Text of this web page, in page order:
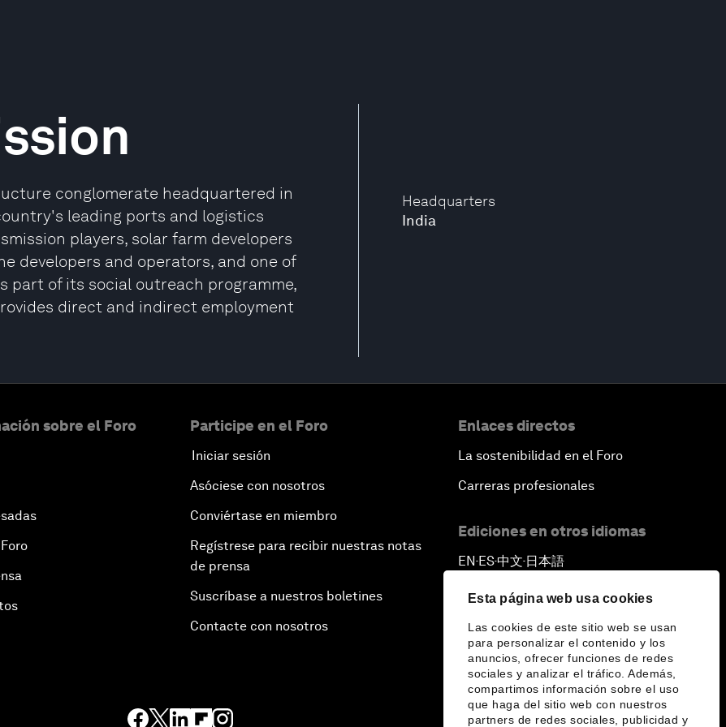
Esta página web usa cookies
Las cookies de este sitio web se usan
para personalizar el contenido y los
anuncios, ofrecer funciones de redes
sociales y analizar el tráfico. Además,
compartimos información sobre el uso
que haga del sitio web con nuestros
partners de redes sociales, publicidad y
Headquarters
India
conglomerate headquartered in
leading ports and logistics
players, solar farm developers
developers and operators, and one of
part of its social outreach programme,
direct and indirect employment
sobre el Foro Participe en el Foro
Iniciar sesión
Asóciese con nosotros
Conviértase en miembro
Regístrese para recibir nuestras notas
de prensa
Suscríbase a nuestros boletines
Contacte con nosotros
Enlaces directos
La sostenibilidad en el Foro
Carreras profesionales
Ediciones en otros idiomas
EN ▪ES▪中文▪ 日本語